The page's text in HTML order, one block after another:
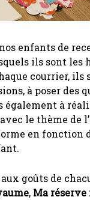
enfants de
ils sont les
courrier, ils
à poser des
également à
le thème de
en fonction
goûts de
, Ma